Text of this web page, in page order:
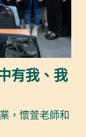
有我、我
，懷萱老師和